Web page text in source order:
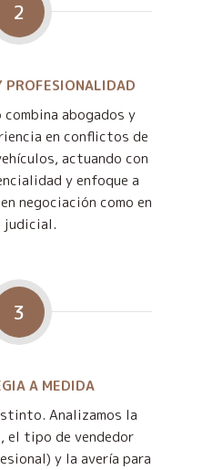
2
PROFESIONALIDAD
abogados y
en conflictos de
actuando con
y enfoque a
negociación como en
judicial.
3
A MEDIDA
Analizamos la
el tipo de vendedor
y la avería para